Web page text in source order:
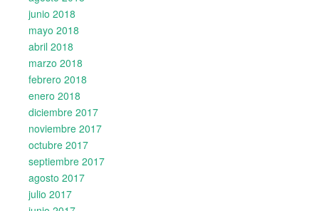
junio 2018
mayo 2018
abril 2018
marzo 2018
febrero 2018
enero 2018
diciembre 2017
noviembre 2017
octubre 2017
septiembre 2017
agosto 2017
julio 2017